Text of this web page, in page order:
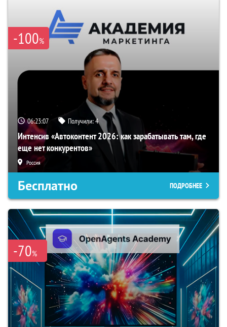
-100%
06:23:06 Получили:4
Интенсив «Автоконтент 2026: как зарабатывать там, где
еще нет конкурентов»
Россия
Бесплатно ПОДРОБНЕЕ
-70%